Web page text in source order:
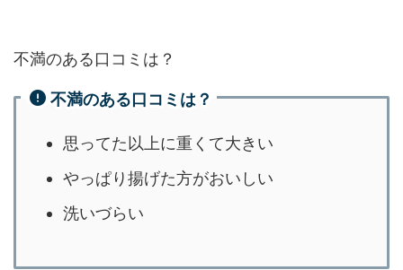
不満のある口コミは？
不満のある口コミは？
思ってた以上に重くて大きい
やっぱり揚げた方がおいしい
洗いづらい